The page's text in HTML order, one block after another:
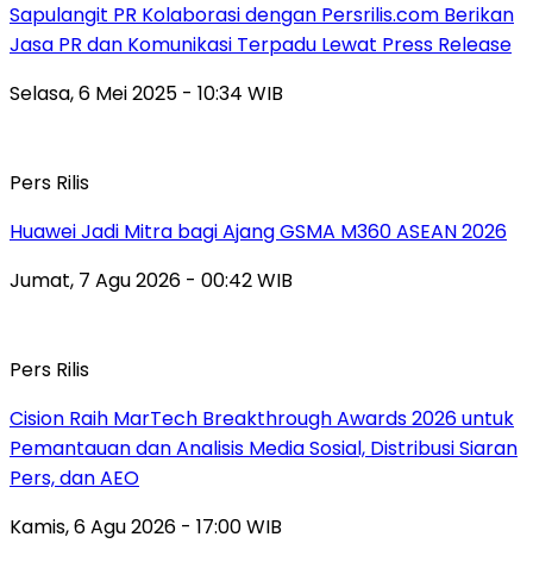
Sapulangit PR Kolaborasi dengan Persrilis.com Berikan
Jasa PR dan Komunikasi Terpadu Lewat Press Release
Selasa, 6 Mei 2025 - 10:34 WIB
Pers Rilis
Huawei Jadi Mitra bagi Ajang GSMA M360 ASEAN 2026
Jumat, 7 Agu 2026 - 00:42 WIB
Pers Rilis
Cision Raih MarTech Breakthrough Awards 2026 untuk
Pemantauan dan Analisis Media Sosial, Distribusi Siaran
Pers, dan AEO
Kamis, 6 Agu 2026 - 17:00 WIB